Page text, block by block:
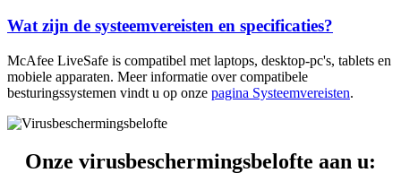
Wat zijn de systeemvereisten en specificaties?
McAfee LiveSafe is compatibel met laptops, desktop-pc's, tablets en
mobiele apparaten. Meer informatie over compatibele
besturingssystemen vindt u op onze pagina Systeemvereisten.
Onze virusbeschermingsbelofte aan u: